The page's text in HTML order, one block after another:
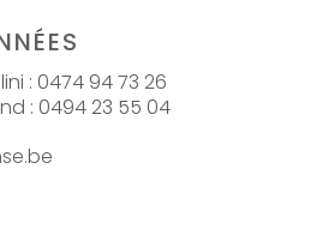
: 0474 94 73 26
: 0494 23 55 04